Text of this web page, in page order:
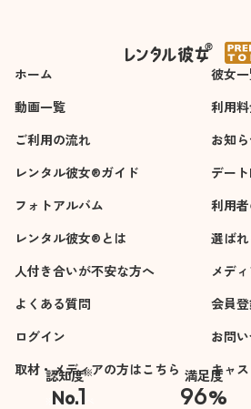
でのやり取りのおか
げで安心して当日を
迎えられました。当
日も終始リードして
くれて、こちらの話
も楽しそうに聞いて
くれたので、すごく
楽しく過ごせまし
た。女の子とあれだ
け趣味の話を出来た
のは初めてかもしれ
ません。
悪い点は特に思い当
たらないです。
また指名させていた
だこうと思います。
ホーム
彼女
動画一覧
利用
ご利用の流れ
お知
レンタル彼女®ガイド
デー
フォトアルバム
利用
レンタル彼女®とは
選ば
人付き合いが不安な方へ
メデ
よくある質問
会員登
ログイン
お問
取材・メディアの方はこちら
キャ
認知度※
No.1
※自社調べ
満足度
96%